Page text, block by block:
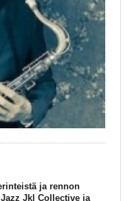
ja rennon
Jkl Collective ja